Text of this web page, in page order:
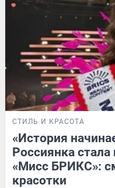
СТИЛЬ И КРАСОТА
«История
Россиянка
«Мисс БРИКС»:
красотки